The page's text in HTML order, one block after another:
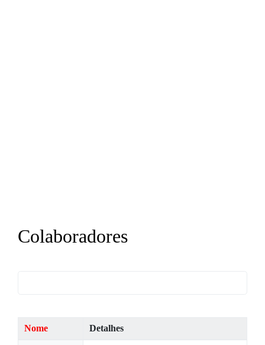
Colaboradores
Nome Detalhes